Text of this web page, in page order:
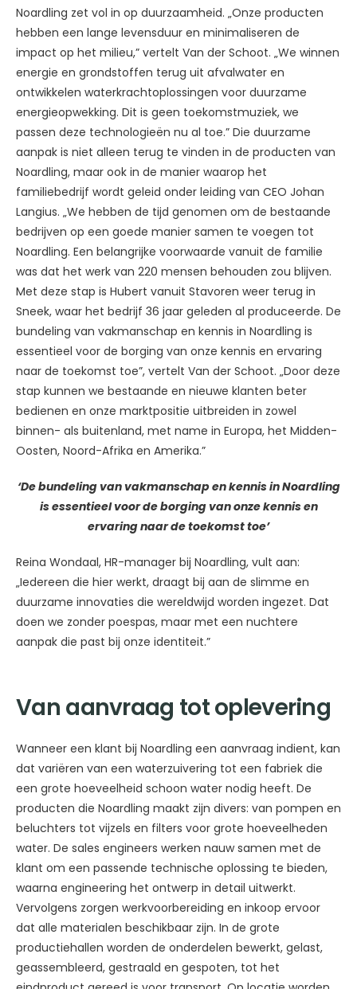
Noardling zet vol in op duurzaamheid. „Onze producten
hebben een lange levensduur en minimaliseren de
impact op het milieu,” vertelt Van der Schoot. „We winnen
energie en grondstoffen terug uit afvalwater en
ontwikkelen waterkrachtoplossingen voor duurzame
energieopwekking. Dit is geen toekomstmuziek, we
passen deze technologieën nu al toe.” Die duurzame
aanpak is niet alleen terug te vinden in de producten van
Noardling, maar ook in de manier waarop het
familiebedrijf wordt geleid onder leiding van CEO Johan
Langius. „We hebben de tijd genomen om de bestaande
bedrijven op een goede manier samen te voegen tot
Noardling. Een belangrijke voorwaarde vanuit de familie
was dat het werk van 220 mensen behouden zou blijven.
Met deze stap is Hubert vanuit Stavoren weer terug in
Sneek, waar het bedrijf 36 jaar geleden al produceerde. De
bundeling van vakmanschap en kennis in Noardling is
essentieel voor de borging van onze kennis en ervaring
naar de toekomst toe”, vertelt Van der Schoot. „Door deze
stap kunnen we bestaande en nieuwe klanten beter
bedienen en onze marktpositie uitbreiden in zowel
binnen- als buitenland, met name in Europa, het Midden-
Oosten, Noord-Afrika en Amerika.”
‘De bundeling van vakmanschap en kennis in Noardling
is essentieel voor de borging van onze kennis en
ervaring naar de toekomst toe’
Reina Wondaal, HR-manager bij Noardling, vult aan:
„Iedereen die hier werkt, draagt bij aan de slimme en
duurzame innovaties die wereldwijd worden ingezet. Dat
doen we zonder poespas, maar met een nuchtere
aanpak die past bij onze identiteit.”
Van aanvraag tot oplevering
Wanneer een klant bij Noardling een aanvraag indient, kan
dat variëren van een waterzuivering tot een fabriek die
een grote hoeveelheid schoon water nodig heeft. De
producten die Noardling maakt zijn divers: van pompen en
beluchters tot vijzels en filters voor grote hoeveelheden
water. De sales engineers werken nauw samen met de
klant om een passende technische oplossing te bieden,
waarna engineering het ontwerp in detail uitwerkt.
Vervolgens zorgen werkvoorbereiding en inkoop ervoor
dat alle materialen beschikbaar zijn. In de grote
productiehallen worden de onderdelen bewerkt, gelast,
geassembleerd, gestraald en gespoten, tot het